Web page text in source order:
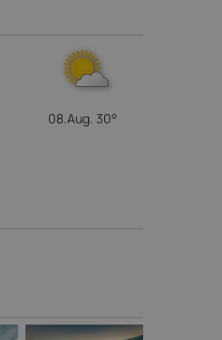
08.Aug. 30°